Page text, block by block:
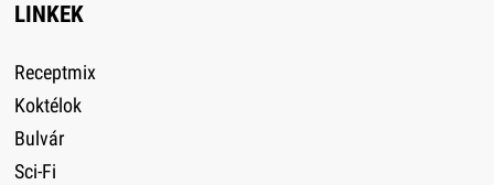
LINKEK
Receptmix
Koktélok
Bulvár
Sci-Fi